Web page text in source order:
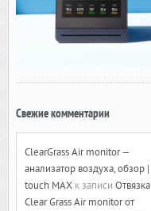
Свежие комментарии
ClearGrass Air monitor —
анализатор воздуха, обзор |
touch MAXк записи Отвязка
Clear Grass Air monitor от